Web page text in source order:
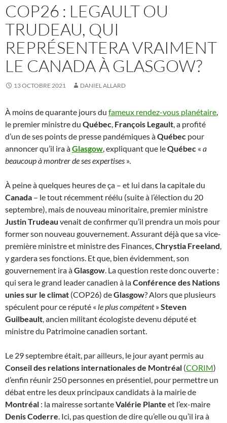
COP26 : LEGAULT OU
TRUDEAU, QUI
REPRÉSENTERA VRAIMENT
LE CANADA À GLASGOW?
13 OCTOBRE 2021 DANIEL ALLARD
À moins de quarante jours du fameux rendez-vous planétaire,
le premier ministre du Québec, François Legault, a profité
d’un de ses points de presse pandémiques àQuébec pour
annoncer qu’il ira àGlasgow, expliquant que leQuébec « a
beaucoup à montrer de ses expertises ».
À peine à quelques heures de ça – et lui dans la capitale du
Canada – le tout récemment réélu (suite à l’élection du 20
septembre), mais de nouveau minoritaire, premier ministre
Justin Trudeau venait de confirmer qu’il prendra un mois pour
former son nouveau gouvernement. Assurant déjà que sa vice-
première ministre et ministre des Finances,Chrystia Freeland,
y gardera ses fonctions. Et que, bien évidemment, son
gouvernement ira àGlasgow. La question reste donc ouverte :
qui sera le grand leader canadien à laConférence des Nations
unies sur le climat (COP26) deGlasgow? Alors que plusieurs
spéculent pour ce réputé « le plus compétent»Steven
Guilbeault, ancien militant écologiste devenu député et
ministre du Patrimoine canadien sortant.
Le 29 septembre était, par ailleurs, le jour ayant permis au
Conseil des relations internationales de Montréal (CORIM)
d’enfin réunir 250 personnes en présentiel, pour permettre un
débat entre les deux principaux candidats à la mairie de
Montréal : la mairesse sortanteValérie Plante et l’ex-maire
Denis Coderre. Ici, pas question de dire qu’elle ou qu’il ira à